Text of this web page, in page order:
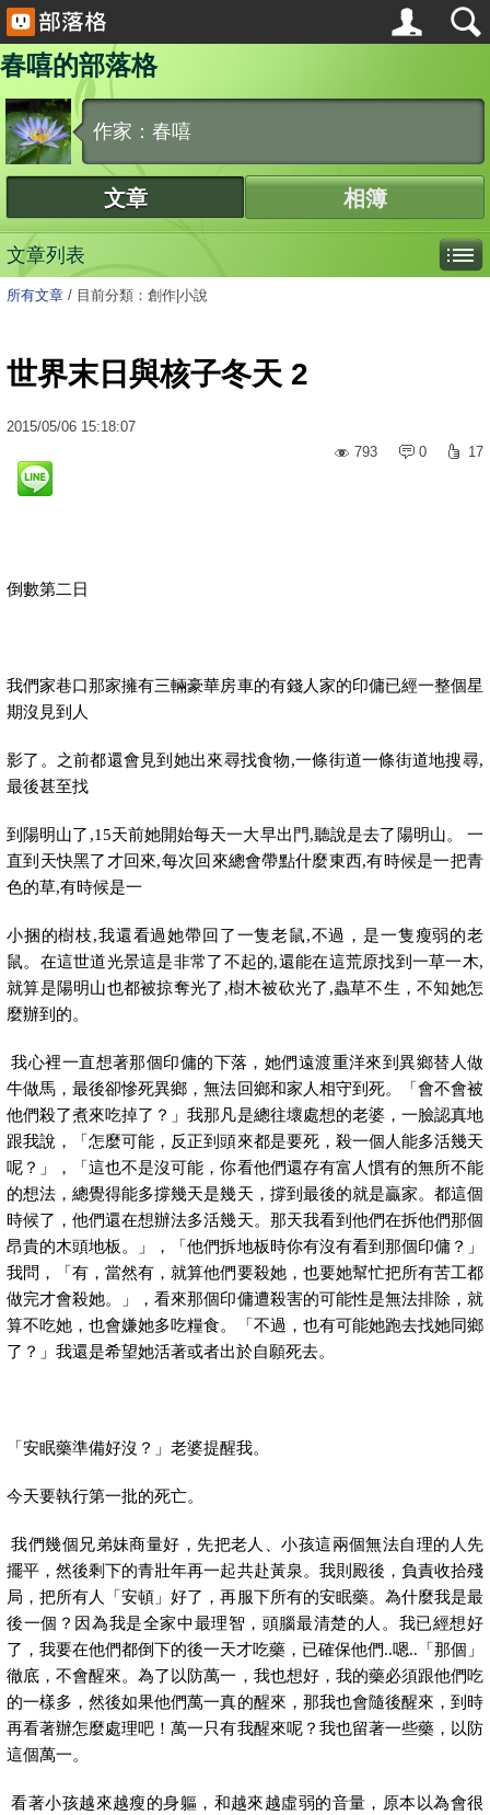
春嘻的部落格
作家：春嘻
文章 相簿
文章列表
所有文章 / 目前分類：創作|小說
世界末日與核子冬天 2
2015/05/06 15:18:07
793
0 17
倒數第二日
我們家巷口那家擁有三輛豪華房車的有錢人家的印傭已經一整個星
期沒見到人
影了。之前都還會見到她出來尋找食物,一條街道一條街道地搜尋,
最後甚至找
到陽明山了 ,15天前她開始每天一大早出門,聽說是去了陽明山。 一
直到天快黑了才回來,每次回來總會帶點什麼東西,有時候是一把青
色的草,有時候是一
小捆的樹枝,我還看過她帶回了一隻老鼠,不過，是一隻瘦弱的老
鼠。在這世道光景這是非常了不起的,還能在這荒原找到一草一木,
就算是陽明山也都被掠奪光了 ,樹木被砍光了 ,蟲草不生，不知她怎
麼辦到的。
我心裡一直想著那個印傭的下落，她們遠渡重洋來到異鄉替人做
牛做馬，最後卻慘死異鄉，無法回鄉和家人相守到死。「會不會被
他們殺了煮來吃掉了？」我那凡是總往壞處想的老婆，一臉認真地
跟我說，「怎麼可能，反正到頭來都是要死，殺一個人能多活幾天
呢？」，「這也不是沒可能，你看他們還存有富人慣有的無所不能
的想法，總覺得能多撐幾天是幾天，撐到最後的就是贏家。都這個
時候了，他們還在想辦法多活幾天。那天我看到他們在拆他們那個
昂貴的木頭地板。」，「他們拆地板時你有沒有看到那個印傭？」
我問，「有，當然有，就算他們要殺她，也要她幫忙把所有苦工都
做完才會殺她。」，看來那個印傭遭殺害的可能性是無法排除，就
算不吃她，也會嫌她多吃糧食。「不過，也有可能她跑去找她同鄉
了？」我還是希望她活著或者出於自願死去。
「安眠藥準備好沒？」老婆提醒我。
今天要執行第一批的死亡。
我們幾個兄弟妹商量好，先把老人、小孩這兩個無法自理的人先
擺平，然後剩下的青壯年再一起共赴黃泉。我則殿後，負責收拾殘
局，把所有人「安頓」好了，再服下所有的安眠藥。為什麼我是最
後一個？因為我是全家中最理智，頭腦最清楚的人。我已經想好
了，我要在他們都倒下的後一天才吃藥，已確保他們..嗯.. 「那個」
徹底，不會醒來。為了以防萬一，我也想好，我的藥必須跟他們吃
的一樣多，然後如果他們萬一真的醒來，那我也會隨後醒來，到時
再看著辦怎麼處理吧！萬一只有我醒來呢？我也留著一些藥，以防
這個萬一。
看著小孩越來越瘦的身軀，和越來越虛弱的音量，原本以為會很